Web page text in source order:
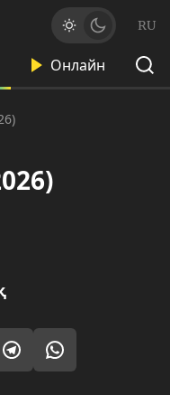
RU
Онлайн